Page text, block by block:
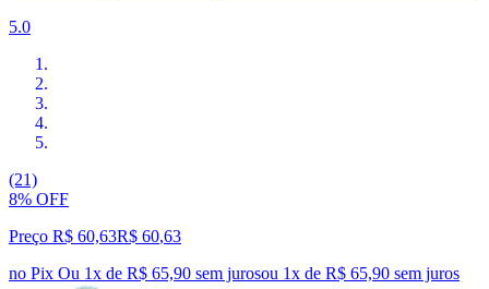
5.0
(21)
8% OFF
Preço R$ 60,63R$ 60,63
no Pix Ou 1x de R$ 65,90 sem jurosou 1x de R$ 65,90 sem juros